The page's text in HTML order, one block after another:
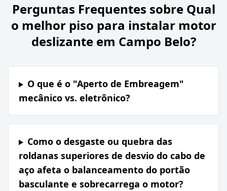
Perguntas Frequentes sobre Qual
o melhor piso para instalar motor
deslizante em Campo Belo?
O que é o "Aperto de Embreagem"
mecânico vs. eletrônico?
Como o desgaste ou quebra das
roldanas superiores de desvio do cabo de
aço afeta o balanceamento do portão
basculante e sobrecarrega o motor?